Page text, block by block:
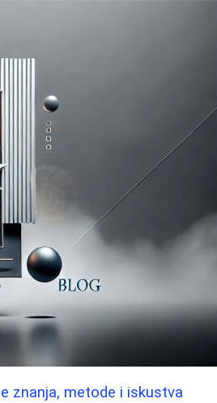
znanja, metode i iskustva